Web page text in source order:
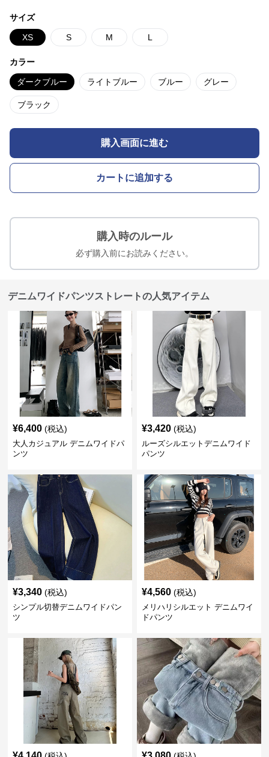
サイズ
XS S M L
カラー
ダークブルー ライトブルー ブルー グレー
ブラック
購入画面に進む
カートに追加する
購入時のルール
必ず購入前にお読みください。
デニムワイドパンツストレートの人気アイテム
¥6,400 (税込)
大人カジュアル デニムワイドパ
ンツ
¥3,420 (税込)
ルーズシルエットデニムワイド
パンツ
¥3,340 (税込)
シンプル切替デニムワイドパン
ツ
¥4,560 (税込)
メリハリシルエット デニムワイ
ドパンツ